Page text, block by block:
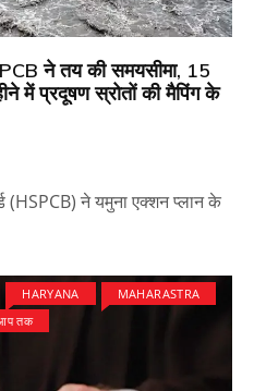
ने तय की समयसीमा, 15
में प्रदूषण स्रोतों की मैपिंग के
(HSPCB) ने यमुना एक्शन प्लान के
HARYANA
MAHARASTRA
तक